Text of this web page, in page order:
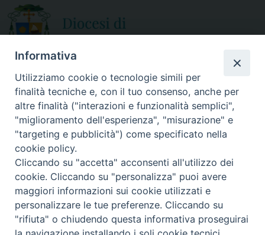
a
CURIA DIOCESANA
Via Episcopio, 15
89852 MILETO (VV)
Telefono: 0963.338 080
em@il:
curia@diocesimileto.it
ORARIO APERTURA
Mercoledì e Sabato
dalle 10.00 alle 12.30
Copyright © 2019 Diocesi di Mileto-Nicotera-Tropea - Tutti i diritti
Informativa
Utilizziamo cookie o tecnologie simili per
finalità tecniche e, con il tuo consenso, anche per
altre finalità ("interazioni e funzionalità semplici",
"miglioramento dell'esperienza", "misurazione" e
"targeting e pubblicità") come specificato nella
cookie policy.
Cliccando su "accetta" acconsenti all'utilizzo dei
cookie. Cliccando su "personalizza" puoi avere
maggiori informazioni sui cookie utilizzati e
personalizzare le tue preferenze. Cliccando su
"rifiuta" o chiudendo questa informativa proseguirai